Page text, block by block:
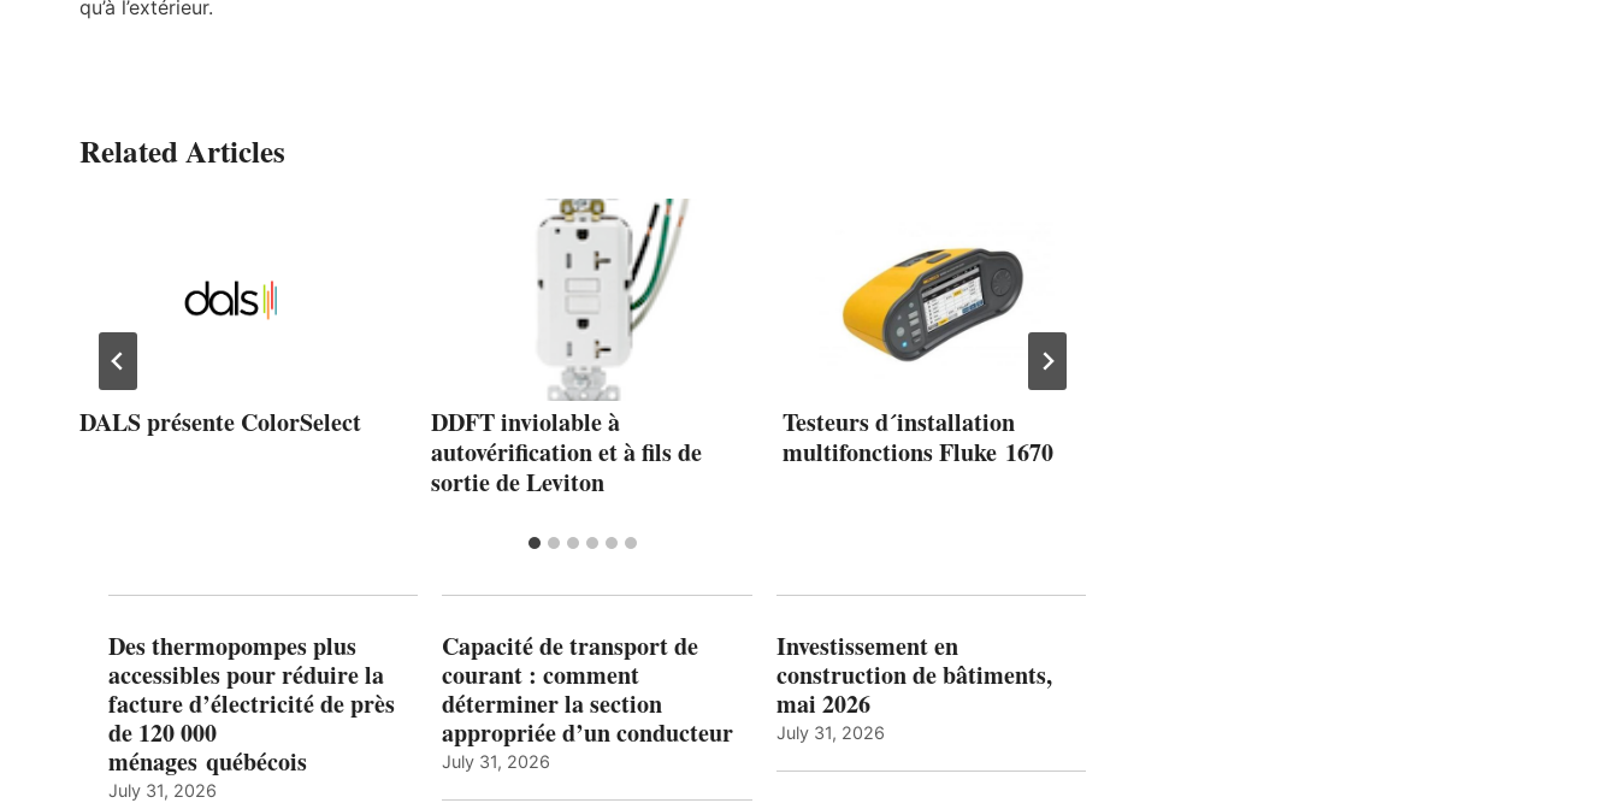
qu’à l’extérieur.
Related Articles
DALS présente ColorSelect
DDFT inviolable à
autovérification et à fils de
sortie de Leviton
Testeurs d´installation
multifonctions Fluke 1670
Des thermopompes plus
accessibles pour réduire la
facture d’électricité de près
de 120 000
ménages québécois
July 31, 2026
Capacité de transport de
courant : comment
déterminer la section
appropriée d’un conducteur
July 31, 2026
Investissement en
construction de bâtiments,
mai 2026
July 31, 2026